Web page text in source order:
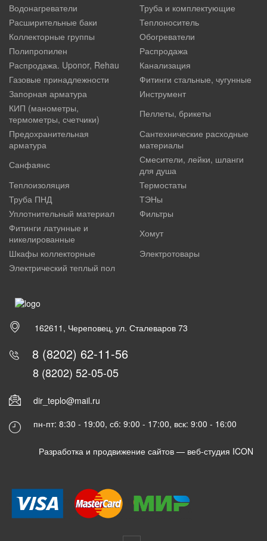
Водонагреватели
Труба и комплектующие
Расширительные баки
Теплоноситель
Коллекторные группы
Обогреватели
Полипропилен
Распродажа
Распродажа. Uponor, Rehau
Канализация
Газовые принадлежности
Фитинги стальные, чугунные
Запорная арматура
Инструмент
КИП (манометры,
термометры, счетчики)
Пеллеты, брикеты
Предохранительная
арматура
Сантехнические расходные
материалы
Санфаянс
Смесители, лейки, шланги
для душа
Теплоизоляция
Термостаты
Труба ПНД
ТЭНы
Уплотнительный материал
Фильтры
Фитинги латунные и
никелированные
Хомут
Шкафы коллекторные
Электротовары
Электрический теплый пол
162611, Череповец, ул. Сталеваров 73
8 (8202) 62-11-56
8 (8202) 52-05-05
dir_teplo@mail.ru
пн-пт: 8:30 - 19:00, сб: 9:00 - 17:00, вск: 9:00 - 16:00
Разработка и продвижение сайтов — веб-студия ICON